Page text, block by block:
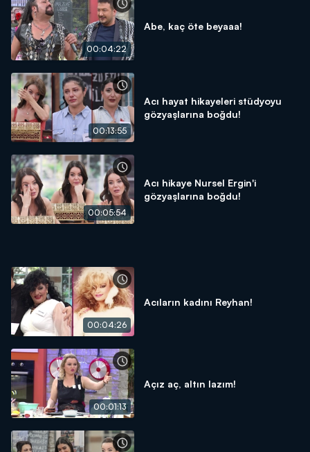
00:04:22
Abe, kaç öte beyaaa!
00:13:55
Acı hayat hikayeleri stüdyoyu
gözyaşlarına boğdu!
00:05:54
Acı hikaye Nursel Ergin'i
gözyaşlarına boğdu!
00:04:26
Acıların kadını Reyhan!
00:01:13
Açız aç, altın lazım!